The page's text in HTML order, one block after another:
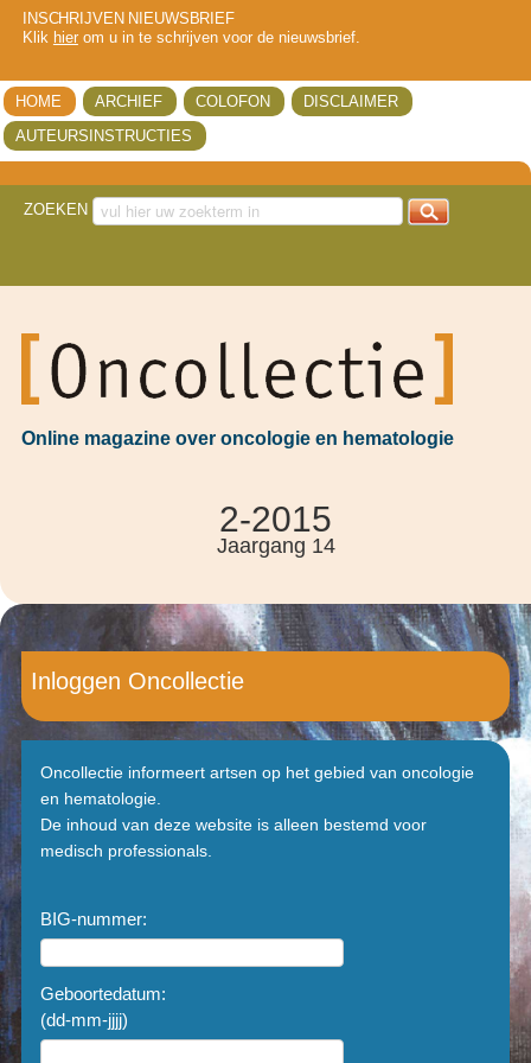
INSCHRIJVEN NIEUWSBRIEF
Klik hierom u in te schrijven voor de nieuwsbrief.
HOME ARCHIEF COLOFON
DISCLAIMER
AUTEURSINSTRUCTIES
ZOEKEN got
Online magazine over oncologie en hematologie
2-2015
Jaargang 14
Inloggen Oncollectie
Oncollectie informeert artsen op het gebied van oncologie
en hematologie.
De inhoud van deze website is alleen bestemd voor
medisch professionals.
BIG-nummer:
Geboortedatum:
(dd-mm-jjjj)